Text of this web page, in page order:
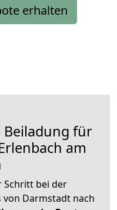
erhalten
Beiladung für
am
Schritt bei der
Darmstadt nach